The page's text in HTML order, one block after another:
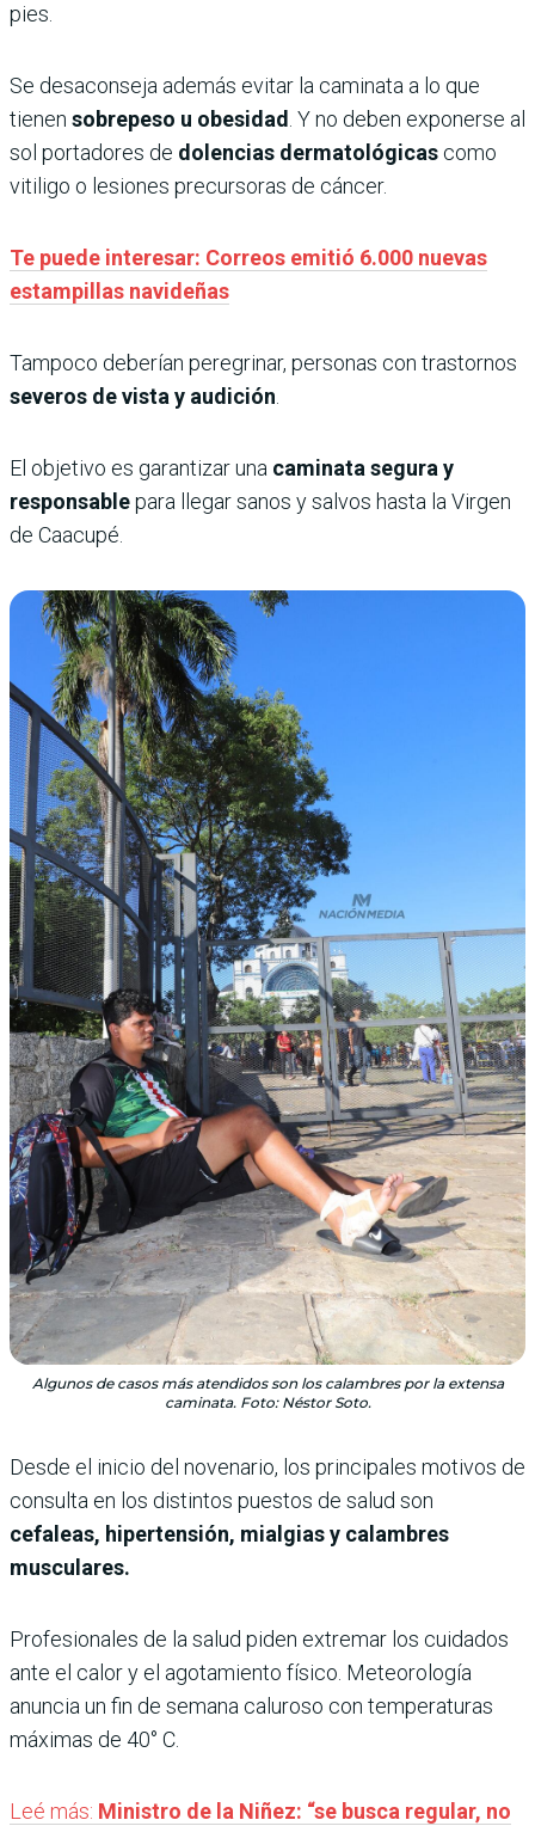
pies.
Se desaconseja además evitar la caminata a lo que
tienen sobrepeso u obesidad. Y no deben exponerse al
sol portadores de dolencias dermatológicas como
vitiligo o lesiones precursoras de cáncer.
Te puede interesar: Correos emitió 6.000 nuevas
estampillas navideñas
Tampoco deberían peregrinar, personas con trastornos
severos de vista y audición.
El objetivo es garantizar una caminata segura y
responsablepara llegar sanos y salvos hasta la Virgen
de Caacupé.
Algunos de casos más atendidos son los calambres por la extensa
caminata. Foto: Néstor Soto.
Desde el inicio del novenario, los principales motivos de
consulta en los distintos puestos de salud son
cefaleas, hipertensión, mialgias y calambres
musculares.
Profesionales de la salud piden extremar los cuidados
ante el calor y el agotamiento físico. Meteorología
anuncia un fin de semana caluroso con temperaturas
máximas de 40° C.
Leé más: Ministro de la Niñez: “se busca regular, no